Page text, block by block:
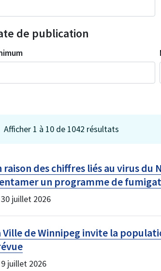
de publication
Afficher 1 à 10 de 1042 résultats
raison des chiffres liés au virus
un programme de
juillet 2026
Ville de Winnipeg invite la
juillet 2026